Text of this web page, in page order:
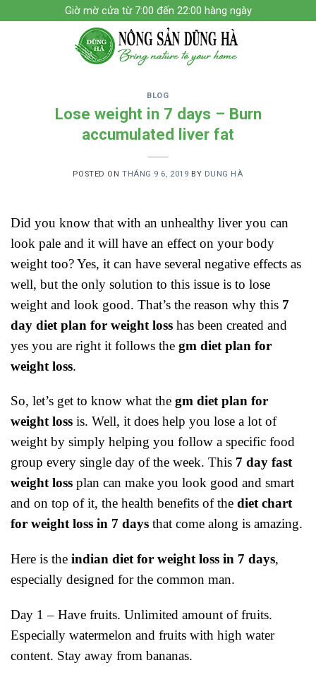
to
Giờ mờ cửa từ 7:00 đến 22:00 hàng ngày
BLOG
Lose weight in 7 days – Burn
accumulated liver fat
POSTED ONTHÁNG 9 6, 2019 BY DUNG HÀ
Did you know that with an unhealthy liver you can
look pale and it will have an effect on your body
weight too? Yes, it can have several negative effects as
well, but the only solution to this issue is to lose
weight and look good. That’s the reason why this 7
day diet plan for weight loss has been created and
yes you are right it follows the gm diet plan for
weight loss.
So, let’s get to know what the gm diet plan for
weight loss is. Well, it does help you lose a lot of
weight by simply helping you follow a specific food
group every single day of the week. This 7 day fast
weight loss plan can make you look good and smart
and on top of it, the health benefits of the diet chart
for weight loss in 7 days that come along is amazing.
Here is the indian diet for weight loss in 7 days,
especially designed for the common man.
Day 1 – Have fruits. Unlimited amount of fruits.
Especially watermelon and fruits with high water
content. Stay away from bananas.